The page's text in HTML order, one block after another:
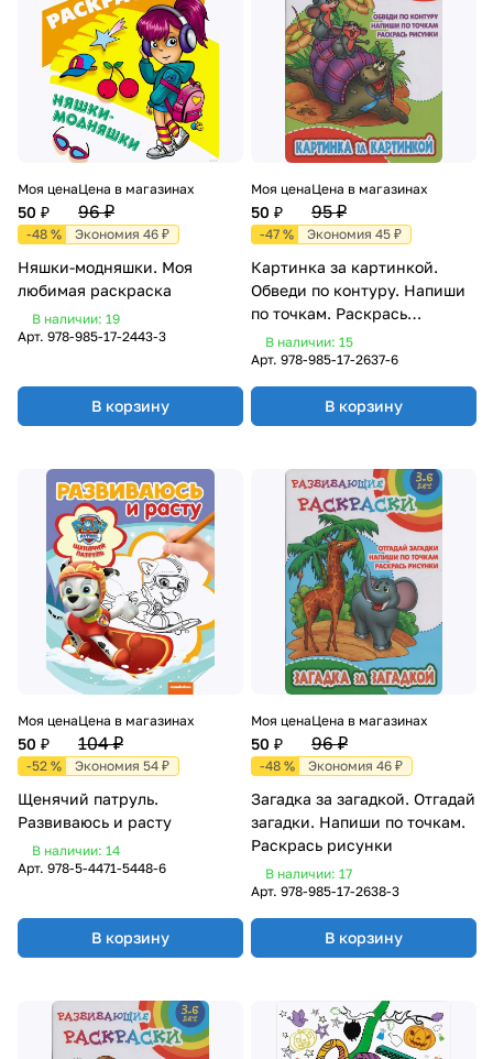
Моя цена
50 ₽
Цена в магазинах
96 ₽
-48 % Экономия 46 ₽
Няшки-модняшки. Моя
любимая раскраска
В наличии: 19
Арт. 978-985-17-2443-3
В корзину
Моя цена
50 ₽
Цена в магазинах
95 ₽
-47 % Экономия 45 ₽
Картинка за картинкой.
Обведи по контуру. Напиши
по точкам. Раскрась
рисунки
В наличии: 15
Арт. 978-985-17-2637-6
В корзину
Моя цена
50 ₽
Цена в магазинах
104 ₽
-52 % Экономия 54 ₽
Щенячий патруль.
Развиваюсь и расту
В наличии: 14
Арт. 978-5-4471-5448-6
В корзину
Моя цена
50 ₽
Цена в магазинах
96 ₽
-48 % Экономия 46 ₽
Загадка за загадкой. Отгадай
загадки. Напиши по точкам.
Раскрась рисунки
В наличии: 17
Арт. 978-985-17-2638-3
В корзину